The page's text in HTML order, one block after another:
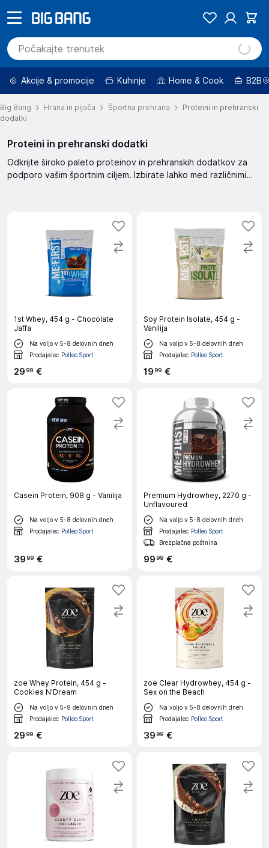
Akcije & promocije Kuhinje Home & Cook B2B
Big Bang Hrana in pijača Športna prehrana
Proteini in prehranski
dodatki
Proteini in prehranski dodatki
Odkrijte široko paleto proteinov in prehranskih dodatkov za
podporo vašim športnim ciljem. Izbirate lahko med različnimi
1st Whey, 454 g - Chocolate
Jaffa
Na voljo v 5-8 delovnih dneh
Prodajalec Polleo Sport
2999 €
Soy Protein Isolate, 454 g -
Vanilija
Na voljo v 5-8 delovnih dneh
Prodajalec Polleo Sport
1999 €
Casein Protein, 908 g - Vanilija
Na voljo v 5-8 delovnih dneh
Prodajalec Polleo Sport
3999 €
Premium Hydrowhey, 2270 g -
Unflavoured
Na voljo v 5-8 delovnih dneh
Prodajalec Polleo Sport
Brezplačna poštnina
9999 €
zoe Whey Protein, 454 g -
Cookies N'Dream
Na voljo v 5-8 delovnih dneh
Prodajalec Polleo Sport
2999 €
zoe Clear Hydrowhey, 454 g -
Sex on the Beach
Na voljo v 5-8 delovnih dneh
Prodajalec Polleo Sport
3999 €